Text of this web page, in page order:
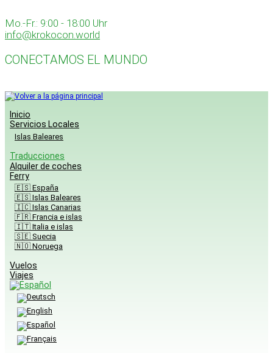
to
content
Mo.-Fr.: 9:00 - 18:00 Uhr
info@krokocon.world
CONECTAMOS EL MUNDO
Inicio
Servicios Locales
Islas Baleares
Traducciones
Alquiler de coches
Ferry
🇪🇸 España
🇪🇸 Islas Baleares
🇮🇨 Islas Canarias
🇫🇷 Francia e islas
🇮🇹 Italia e islas
🇸🇪 Suecia
🇳🇴 Noruega
Vuelos
Viajes